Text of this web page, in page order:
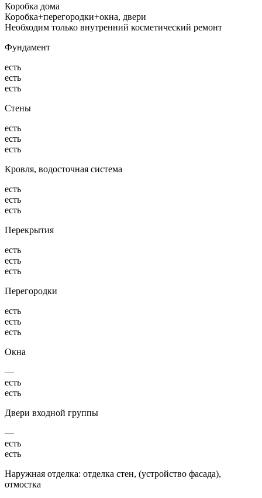
Коробка дома
Коробка+перегородки+окна, двери
Необходим только внутренний косметический ремонт
Фундамент
есть
есть
есть
Стены
есть
есть
есть
Кровля, водосточная система
есть
есть
есть
Перекрытия
есть
есть
есть
Перегородки
есть
есть
есть
Окна
—
есть
есть
Двери входной группы
—
есть
есть
Наружная отделка: отделка стен, (устройство фасада),
отмостка